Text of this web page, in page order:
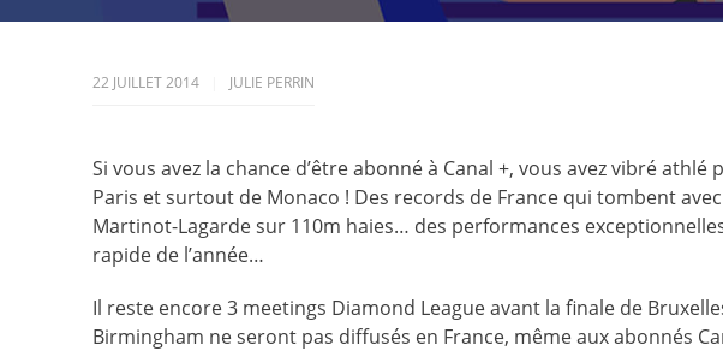
22 JUILLET 2014 JULIE PERRIN
Si vous avez la chance d’être abonné à Canal +, vous avez vibré
Paris et surtout de Monaco ! Des records de France qui tombent
Martinot-Lagarde sur 110m haies… des performances
rapide de l’année…
Il reste encore 3 meetings Diamond League avant la finale de
Birmingham ne seront pas diffusés en France, même aux abonnés